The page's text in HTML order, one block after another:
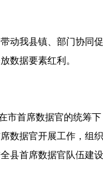
我县镇、部门协同
数据要素红利。
首席数据官的统筹
据官开展工作，组
首席数据官队伍建